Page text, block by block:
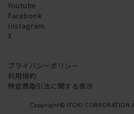
Youtube
Facebook
Instagram
X
プライバシーポリシー
利用規約
特定商取引法に関する表示
Copyright© ITOKI